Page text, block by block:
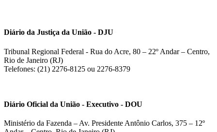
Diário da Justiça da União - DJU
Tribunal Regional Federal - Rua do Acre, 80 – 22º Andar – Centro,
Rio de Janeiro (RJ)
Telefones: (21) 2276-8125 ou 2276-8379
Diário Oficial da União - Executivo - DOU
Ministério da Fazenda – Av. Presidente Antônio Carlos, 375 – 12º